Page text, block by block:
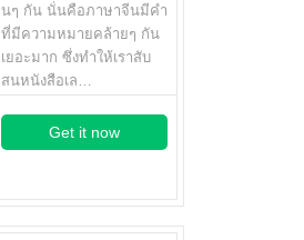
นๆ กัน นั่นคือภาษาจีนมีคำ
ที่มีความหมายคล้ายๆ กัน
เยอะมาก ซึ่งทำให้เราสับ
สนหนังสือเล…
Get it now